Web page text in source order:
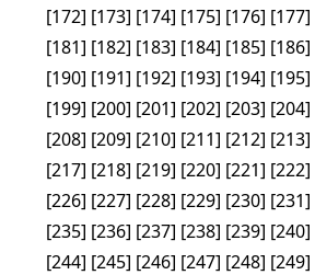
[172] [173] [174] [175] [176] [177]
[181] [182] [183] [184] [185] [186]
[190] [191] [192] [193] [194] [195]
[199] [200] [201] [202] [203] [204]
[208] [209] [210] [211] [212] [213]
[217] [218] [219] [220] [221] [222]
[226] [227] [228] [229] [230] [231]
[235] [236] [237] [238] [239] [240]
[244] [245] [246] [247] [248] [249]